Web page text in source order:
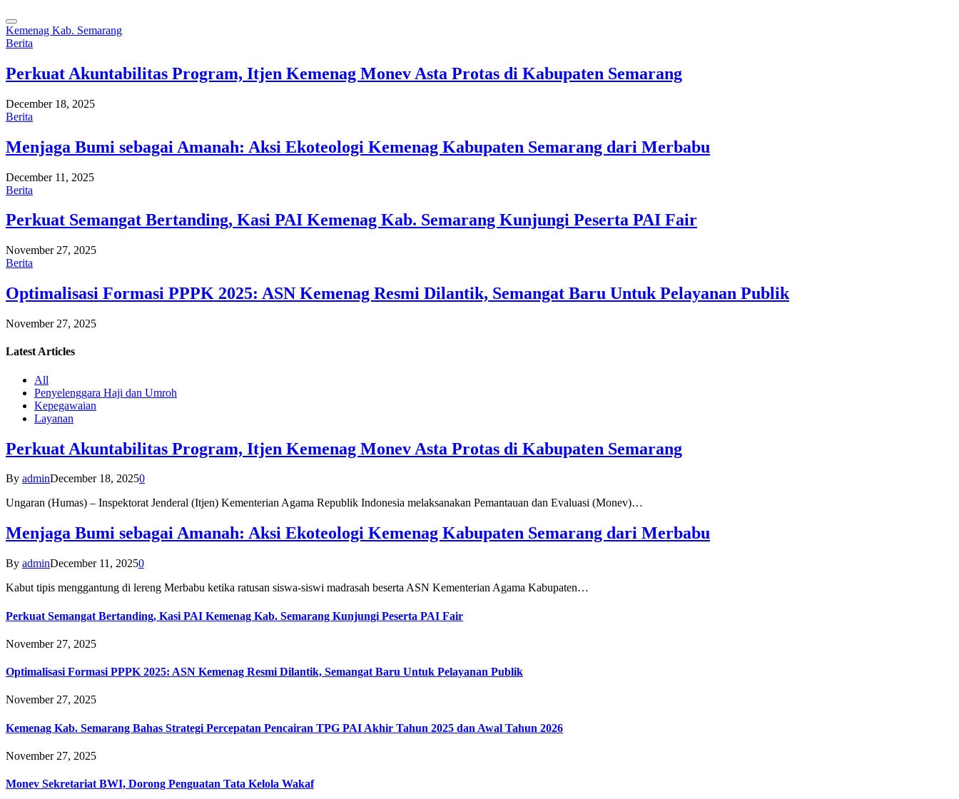
Kemenag Kab. Semarang
Berita
Perkuat Akuntabilitas Program, Itjen Kemenag Monev Asta Protas di Kabupaten Semarang
December 18, 2025
Berita
Menjaga Bumi sebagai Amanah: Aksi Ekoteologi Kemenag Kabupaten Semarang dari Merbabu
December 11, 2025
Berita
Perkuat Semangat Bertanding, Kasi PAI Kemenag Kab. Semarang Kunjungi Peserta PAI Fair
November 27, 2025
Berita
Optimalisasi Formasi PPPK 2025: ASN Kemenag Resmi Dilantik, Semangat Baru Untuk Pelayanan Publik
November 27, 2025
Latest Articles
All
Penyelenggara Haji dan Umroh
Kepegawaian
Layanan
Perkuat Akuntabilitas Program, Itjen Kemenag Monev Asta Protas di Kabupaten Semarang
By adminDecember 18, 20250
Ungaran (Humas) – Inspektorat Jenderal (Itjen) Kementerian Agama Republik Indonesia melaksanakan Pemantauan dan Evaluasi (Monev)…
Menjaga Bumi sebagai Amanah: Aksi Ekoteologi Kemenag Kabupaten Semarang dari Merbabu
By adminDecember 11, 20250
Kabut tipis menggantung di lereng Merbabu ketika ratusan siswa-siswi madrasah beserta ASN Kementerian Agama Kabupaten…
Perkuat Semangat Bertanding, Kasi PAI Kemenag Kab. Semarang Kunjungi Peserta PAI Fair
November 27, 2025
Optimalisasi Formasi PPPK 2025: ASN Kemenag Resmi Dilantik, Semangat Baru Untuk Pelayanan Publik
November 27, 2025
Kemenag Kab. Semarang Bahas Strategi Percepatan Pencairan TPG PAI Akhir Tahun 2025 dan Awal Tahun 2026
November 27, 2025
Monev Sekretariat BWI, Dorong Penguatan Tata Kelola Wakaf